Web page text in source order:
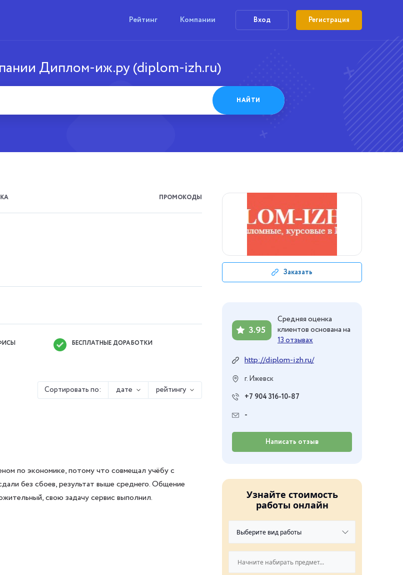
Рейтинг Компании Вход Регистрация
Диплом-иж.ру (diplom-izh.ru)
НАЙТИ
ПРОМОКОДЫ
БЕСПЛАТНЫЕ ДОРАБОТКИ
Сортировать по: дате рейтингу
по экономике, потому что совмещал учёбу с
без сбоев, результат выше среднего. Общение
свою задачу сервис выполнил.
Заказать
3.95
Средняя оценка
клиентов основана на
13 отзывах
http://diplom-izh.ru/
г. Ижевск
+7 904 316-10-87
-
Написать отзыв
Узнайте стоимость
работы онлайн